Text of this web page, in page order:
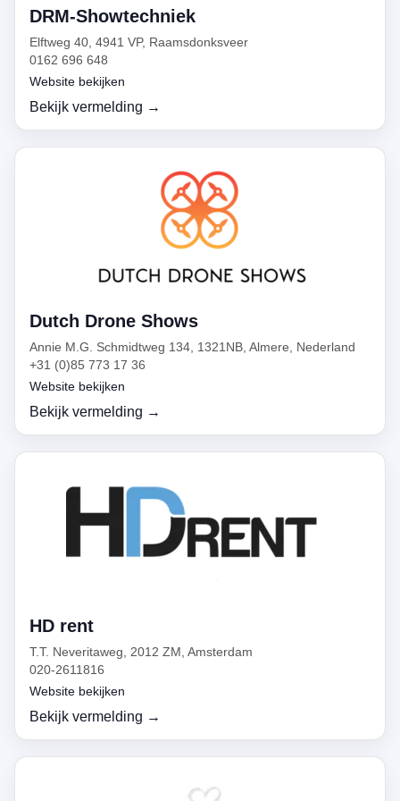
DRM-Showtechniek
Elftweg 40, 4941 VP, Raamsdonksveer
0162 696 648
Website bekijken
Bekijk vermelding →
Dutch Drone Shows
Annie M.G. Schmidtweg 134, 1321NB, Almere, Nederland
+31 (0)85 773 17 36
Website bekijken
Bekijk vermelding →
HD rent
T.T. Neveritaweg, 2012 ZM, Amsterdam
020-2611816
Website bekijken
Bekijk vermelding →